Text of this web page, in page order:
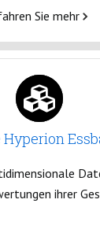
Sie mehr
ihrer